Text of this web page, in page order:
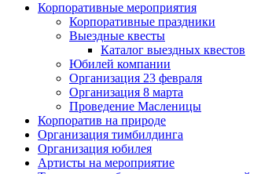
Корпоративные мероприятия
Корпоративные праздники
Выездные квесты
Каталог выездных квестов
Юбилей компании
Организация 23 февраля
Организация 8 марта
Проведение Масленицы
Корпоратив на природе
Организация тимбилдинга
Организация юбилея
Артисты на мероприятие